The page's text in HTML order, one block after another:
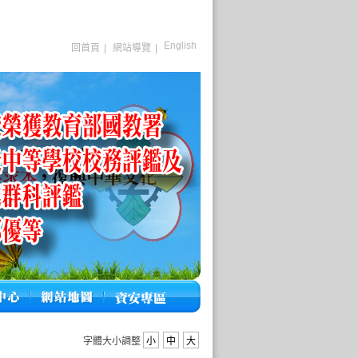
回首頁 網站導覽 English
字體大小調整 小 中 大